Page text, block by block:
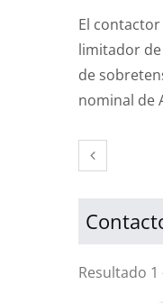
El
limitador
de
nominal de
Resultado 1